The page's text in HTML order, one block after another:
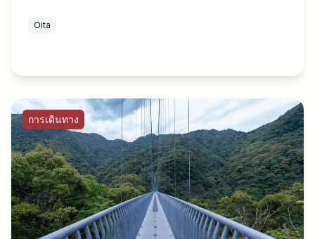
Oita
การเดินทาง